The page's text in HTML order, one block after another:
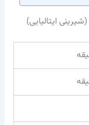
ایتالیایی)